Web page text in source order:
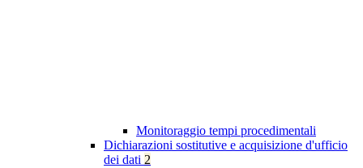
Monitoraggio tempi procedimentali
Dichiarazioni sostitutive e acquisizione d'ufficio
dei dati 2